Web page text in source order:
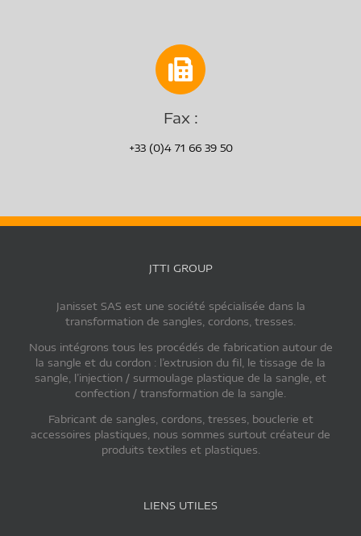
Fax :
+33 (0)4 71 66 39 50
JTTI GROUP
Janisset SAS est une société spécialisée dans la
transformation de sangles, cordons, tresses.
Nous intégrons tous les procédés de fabrication autour de
la sangle et du cordon : l’extrusion du fil, le tissage de la
sangle, l’injection / surmoulage plastique de la sangle, et
confection / transformation de la sangle.
Fabricant de sangles, cordons, tresses, bouclerie et
accessoires plastiques, nous sommes surtout créateur de
produits textiles et plastiques.
LIENS UTILES